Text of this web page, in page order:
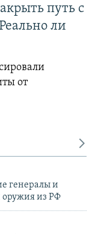
путь с
ли
от
генералы и
оружия из РФ